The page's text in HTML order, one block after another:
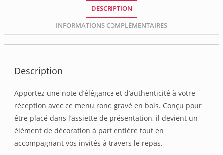
DESCRIPTION
INFORMATIONS COMPLÉMENTAIRES
Description
Apportez une note d’élégance et d’authenticité à votre
réception avec ce menu rond gravé en bois. Conçu pour
être placé dans l’assiette de présentation, il devient un
élément de décoration à part entière tout en
accompagnant vos invités à travers le repas.